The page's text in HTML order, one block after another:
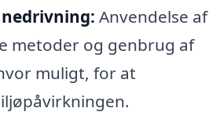
Anvendelse af
metoder og genbrug af
muligt, for at